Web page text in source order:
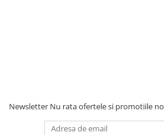
Newsletter Nu rata ofertele si promotiile